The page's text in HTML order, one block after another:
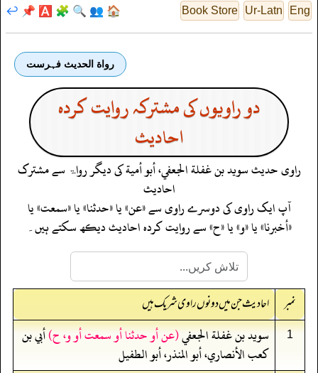
Eng
Ur-Latn
Book Store
🏠
👥
🔍
🧩
🅰️
📌
↩️
رواة الحديث فہرست
دو راویوں کی مشترکہ روایت کردہ
احادیث
راوی حدیثسويد بن غفلة الجعفي، أبو أميةکی دیگر رواۃ سے مشترک
احادیث
آپ ایک راوی کی دوسرے راوی سے «عن» یا «حدثنا» یا «سمعت» یا
«أخبرنا» یا «و» یا «ح» سے روایت کردہ احادیث دیکھ سکتے ہیں۔
نمبر احادیث جن میں دونوں راوی شریک ہیں
1 سويد بن غفلة الجعفي(عن أو حدثنا أو سمعت أو و، ح)أبي بن
كعب الأنصاري، أبو المنذر، أبو الطفيل